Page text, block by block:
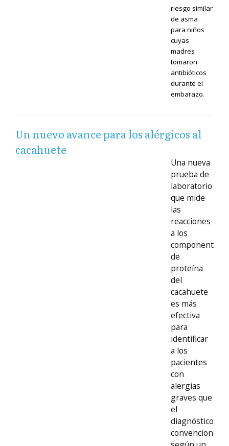
riesgo similar
de asma
para niños
cuyas
madres
tomaron
antibióticos
durante el
embarazo.
Un nuevo avance para los alérgicos al
cacahuete
Una nueva
prueba de
laboratorio
que mide
las
reacciones
a los
componentes
de
proteína
del
cacahuete
es más
efectiva
para
identificar
a los
pacientes
con
alergias
graves que
el
diagnóstico
convencional,